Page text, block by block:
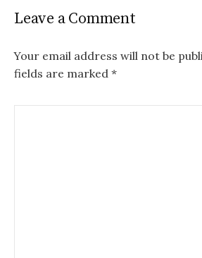
Leave a Comment
Your email address will not be
fields are marked *